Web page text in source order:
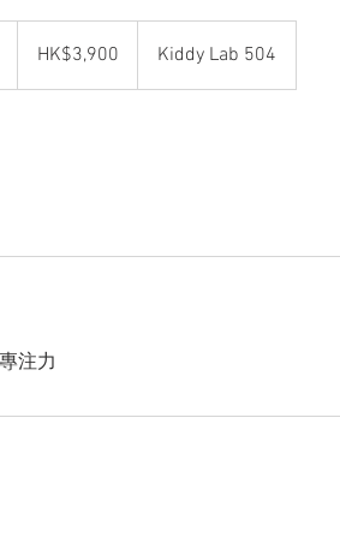
始
5
KongHK$3,900 Kiddy Lab 504
注力